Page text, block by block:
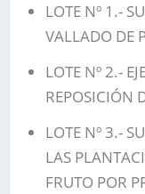
LOTE Nº 1.-
VALLADO DE
LOTE Nº 2.-
REPOSICIÓN
LOTE Nº 3.-
LAS
FRUTO POR